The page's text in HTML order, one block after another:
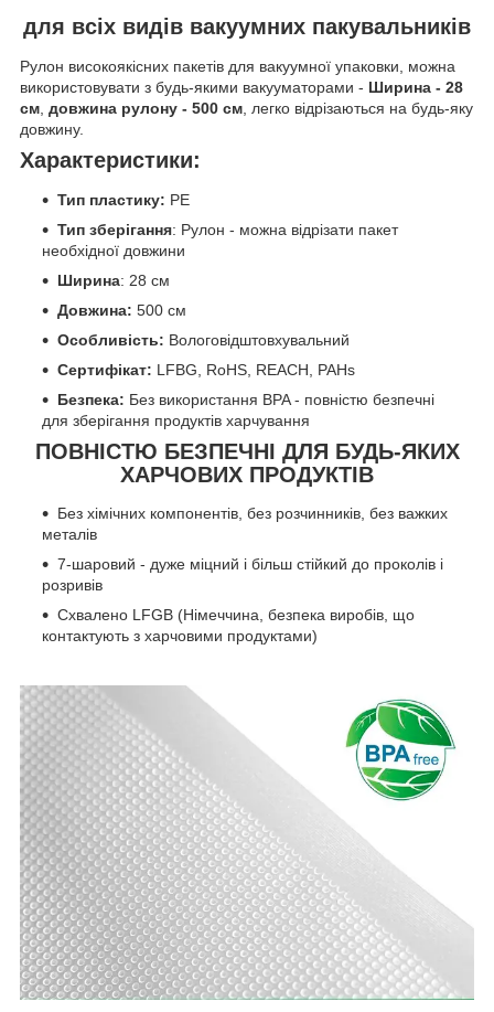
для всіх видів вакуумних пакувальників
Рулон високоякісних пакетів для вакуумної упаковки, можна
використовувати з будь-якими вакууматорами - Ширина - 28
см довжина рулону - 500 см , легко відрізаються на будь-яку
довжину.
Характеристики:
Тип пластику: PE
Тип зберігання: Рулон - можна відрізати пакет
необхідної довжини
Ширина: 28 см
Довжина: 500 см
Особливість: Вологовідштовхувальний
Сертифікат: LFBG, RoHS, REACH, PAHs
Безпека: Без використання BPA - повністю безпечні
для зберігання продуктів харчування
ПОВНІСТЮ БЕЗПЕЧНІ ДЛЯ БУДЬ-ЯКИХ
ХАРЧОВИХ ПРОДУКТІВ
Без хімічних компонентів, без розчинників, без важких
металів
7-шаровий - дуже міцний і більш стійкий до проколів і
розривів
Схвалено LFGB (Німеччина, безпека виробів, що
контактують з харчовими продуктами)